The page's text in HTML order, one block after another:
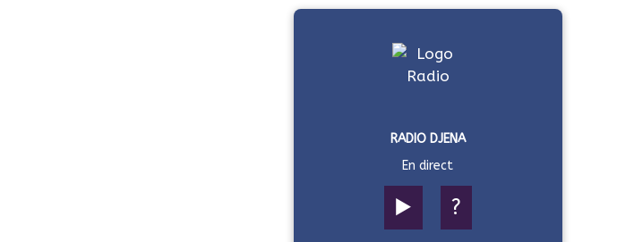
RADIO DJENA
En direct
▶️ ?